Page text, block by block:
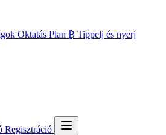
Oktatás Plan ₿ Tippelj és nyerj
Regisztráció